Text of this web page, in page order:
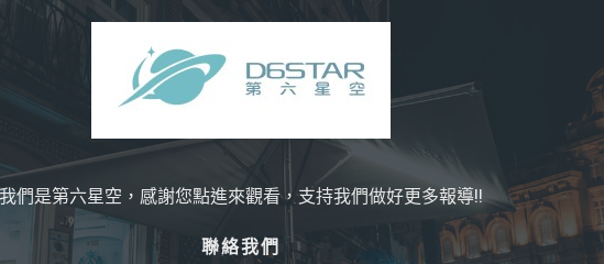
我們是第六星空，感謝您點進來觀看，支持我們做好更多報導!!
聯絡我們